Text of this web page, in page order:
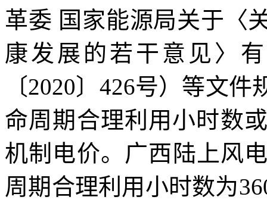
革委 国家能源局关于〈
康发展的若干意见〉
〔2020〕426号）等文
命周期合理利用小时数
机制电价。广西陆上风
周期合理利用小时数为